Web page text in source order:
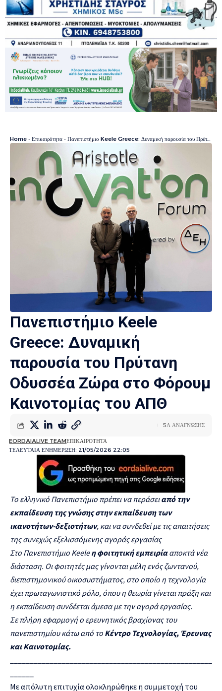
Home - Επικαιρότητα - Πανεπιστήμιο Keele Greece: Δυναμική παρουσία του Πρύτανη Οδυσσέα Ζώρα στο Φόρουμ Καινοτομίας του ΑΠΘ
Πανεπιστήμιο Keele
Greece: Δυναμική
παρουσία του Πρύτανη
Οδυσσέα Ζώρα στο Φόρουμ
Καινοτομίας του ΑΠΘ
ΤΕΛΕΥΤΑΙΑ ΕΝΗΜΕΡΩΣΗ: 21/05/2026 22:05
EORDAIALIVE TEAMΕΠΙΚΑΙΡΟΤΗΤΑ
5Λ ΑΝΑΓΝΩΣΗΣ
Το ελληνικό Πανεπιστήμιο πρέπει να περάσειαπό την
εκπαίδευση της γνώσης στην εκπαίδευση των
ικανοτήτων-δεξιοτήτων, και να συνδεθεί με τις απαιτήσεις
της συνεχώς εξελισσόμενης αγοράς εργασίας
Στο Πανεπιστήμιο Keele η φοιτητική εμπειρίααποκτά νέα
διάσταση. Οι φοιτητές μας γίνονται μέλη ενός ζωντανού,
διεπιστημονικού οικοσυστήματος, στο οποίο η τεχνολογία
έχει πρωταγωνιστικό ρόλο, όπου η θεωρία γίνεται πράξη και
η εκπαίδευση συνδέεται άμεσα με την αγορά εργασίας.
Σε πλήρη εφαρμογή ο ερευνητικός βραχίονας του
πανεπιστημίου κάτω από το Κέντρο Τεχνολογίας, Έρευνας
και Καινοτομίας.
Με απόλυτη επιτυχία ολοκληρώθηκε η συμμετοχή του